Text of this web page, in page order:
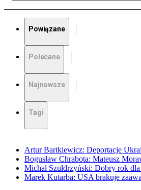
Powiązane
Polecane
Najnowsze
Tagi
Artur Bartkiewicz: Deportacje
Bogusław Chrabota: Mateusz
Michał Szułdrzyński: Dobry rok
Marek Kutarba: USA brakuje